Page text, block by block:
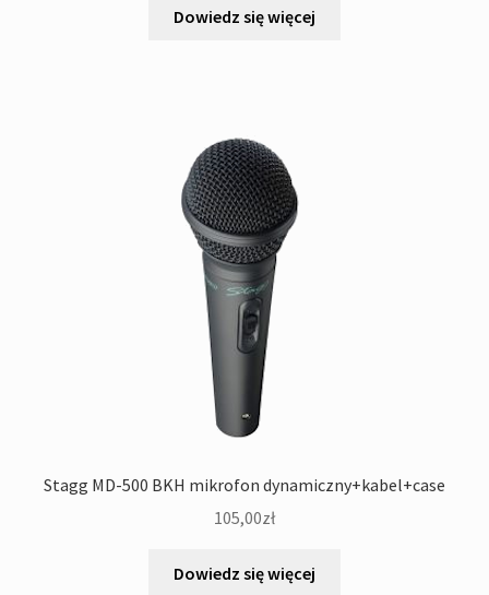
Dowiedz się więcej
Stagg MD-500 BKH mikrofon dynamiczny+kabel+case
105,00zł
Dowiedz się więcej